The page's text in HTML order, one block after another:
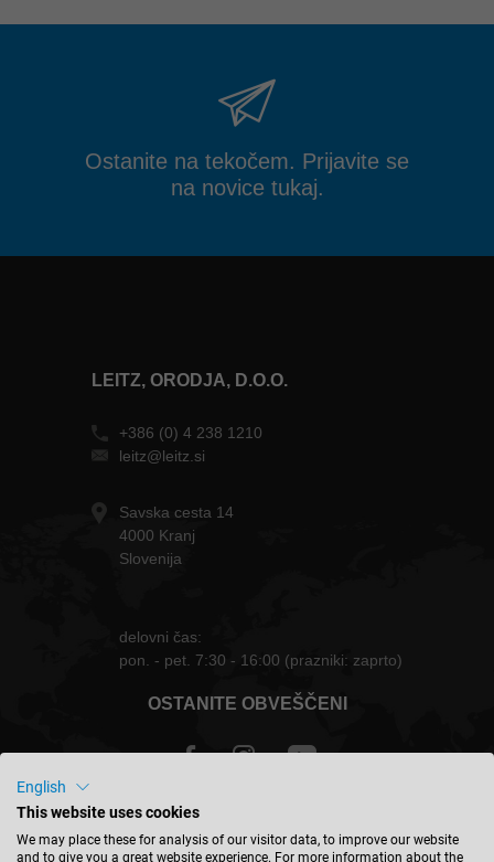
Ostanite na tekočem. Prijavite se
na novice tukaj.
LEITZ, ORODJA, D.O.O.
+386 (0) 4 238 1210
leitz@leitz.si
Savska cesta 14
4000 Kranj
Slovenija
delovni čas:
pon. - pet. 7:30 - 16:00 (prazniki: zaprto)
OSTANITE OBVEŠČENI
Slovenija - slovenski
English
This website uses cookies
We may place these for analysis of our visitor data, to improve our website
and to give you a great website experience. For more information about the